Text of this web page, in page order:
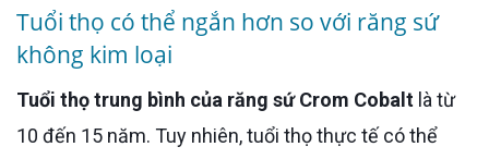
Tuổi thọ có thể ngắn hơn so với răng sứ
không kim loại
Tuổi thọ trung bình của răng sứ Crom Cobalt là từ
10 đến 15 năm. Tuy nhiên, tuổi thọ thực tế có thể